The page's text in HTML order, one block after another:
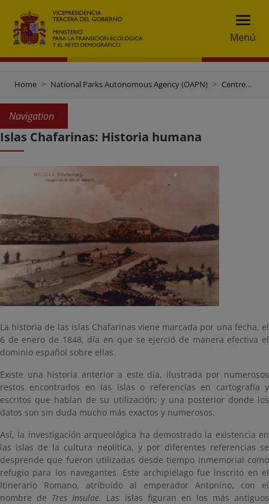
Menú
Home National Parks Autonomous Agency (OAPN) Centres and Estates
Navigation
Islas Chafarinas: Historia humana
La historia de las islas Chafarinas viene marcada por una fecha, el
6 de enero de 1848, día en que se ejerció de manera efectiva el
dominio español sobre ellas.
Existe una historia anterior a este día, ilustrada por numerosos
restos encontrados en las islas o referencias en cartografía y
escritos que hablan de su utilización; y una posterior donde los
datos son sin duda mucho más exactos y numerosos.
Así, la investigación arqueológica ha demostrado la existencia en
las islas de la cultura neolítica, y por diferentes referencias se
desprende que fueron utilizadas desde tiempo inmemorial como
refugio para los navegantes. Este archipiélago fue inscrito en el
Itinerario Romano, atribuido al emperador Antonino, con el
nombre de Tres Insulae. Las islas figuran en los más antiguos